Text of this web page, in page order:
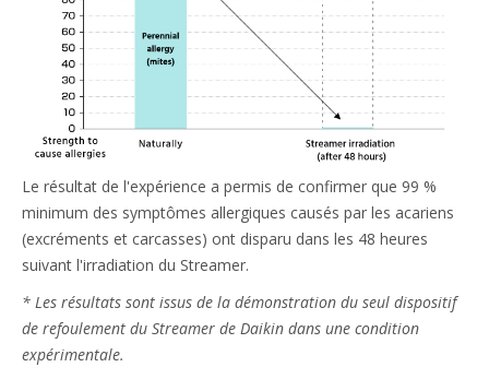
Le résultat de l'expérience a permis de confirmer que 99 %
minimum des symptômes allergiques causés par les acariens
(excréments et carcasses) ont disparu dans les 48 heures
suivant l'irradiation du Streamer.
* Les résultats sont issus de la démonstration du seul dispositif
de refoulement du Streamer de Daikin dans une condition
expérimentale.